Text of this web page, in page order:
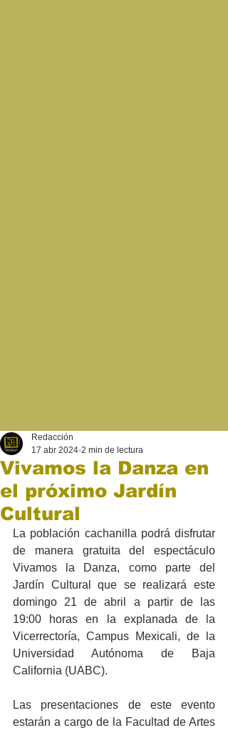
Vivamos la Danza en
el próximo Jardín
Cultural
Redacción
17 abr 2024 2 min de lectura
La población cachanilla podrá disfrutar
de manera gratuita del espectáculo
Vivamos la Danza, como parte del
Jardín Cultural que se realizará este
domingo 21 de abril a partir de las
19:00 horas en la explanada de la
Vicerrectoría, Campus Mexicali, de la
Universidad Autónoma de Baja
California (UABC).
Las presentaciones de este evento
estarán a cargo de la Facultad de Artes